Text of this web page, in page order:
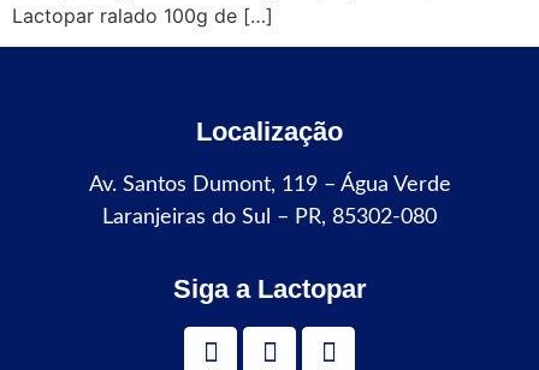
Lactopar ralado 100g de […]
Localização
Av. Santos Dumont, 119 – Água Verde
Laranjeiras do Sul – PR, 85302-080
Siga a Lactopar